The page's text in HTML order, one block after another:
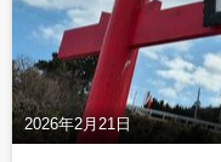
2026年2月21日